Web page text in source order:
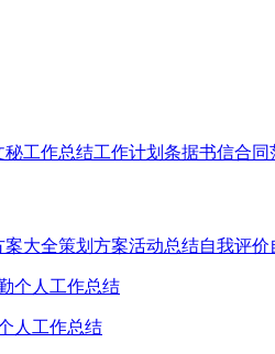
秘工作总结工作计划 条据书信合同
案大全策划方案活动总结自我评价
人工作总结